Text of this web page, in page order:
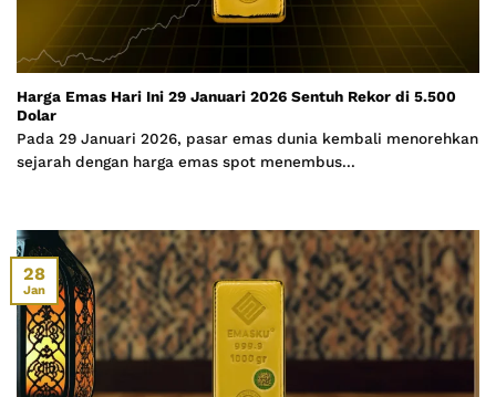
Harga Emas Hari Ini 29 Januari 2026 Sentuh Rekor di 5.500
Dolar
Pada 29 Januari 2026, pasar emas dunia kembali menorehkan
sejarah dengan harga emas spot menembus...
28
Jan